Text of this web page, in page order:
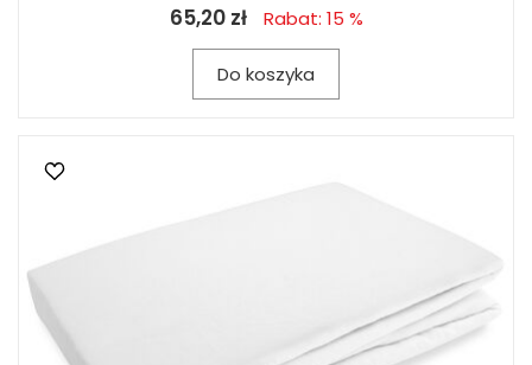
65,20 zł Rabat: 15 %
Do koszyka